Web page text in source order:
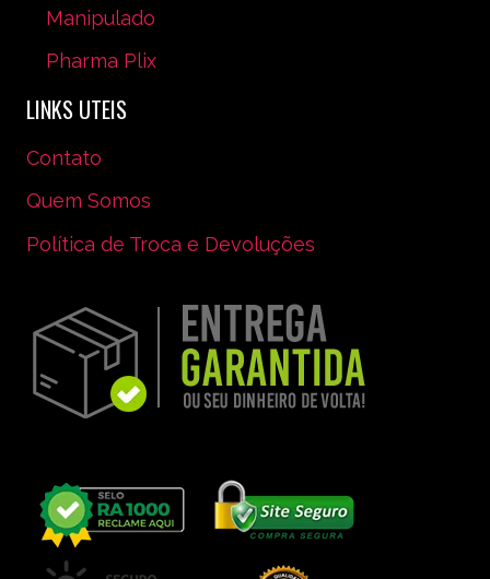
Manipulado
Pharma Plix
LINKS UTEIS
Contato
Quem Somos
Política de Troca e Devoluções